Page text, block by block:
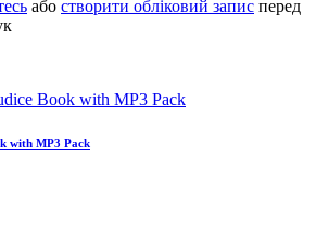
або створити обліковий запис перед
with MP3 Pack